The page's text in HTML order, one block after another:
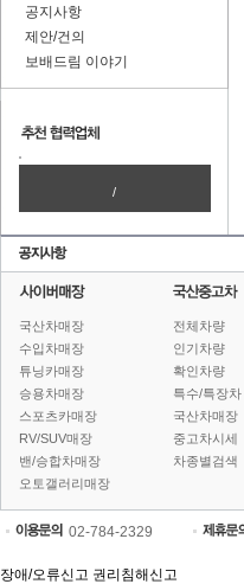
공지사항
제안/건의
보배드림 이야기
/
국산차매장
수입차매장
튜닝카매장
승용차매장
스포츠카매장
RV/SUV매장
밴/승합차매장
오토갤러리매장
전체차량
인기차량
확인차량
특수/특장차
국산차매장
중고차시세
차종별검색
02-784-2329
장애/오류신고 권리침해신고